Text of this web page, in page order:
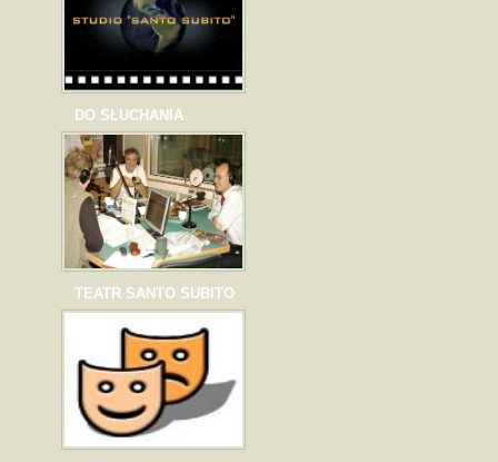
DO SŁUCHANIA
TEATR SANTO SUBITO